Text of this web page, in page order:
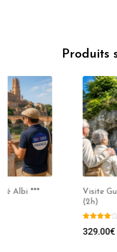
Produits
Visite Guidée Lourdes